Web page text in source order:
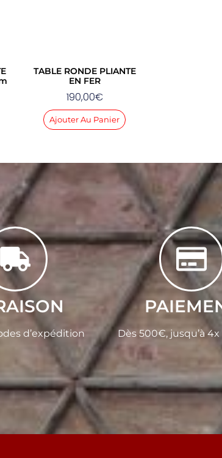
TABLE RONDE PLIANTE
EN FER
190,00€
Ajouter Au Panier
d’expédition Dès 500€, jusqu’à 4x